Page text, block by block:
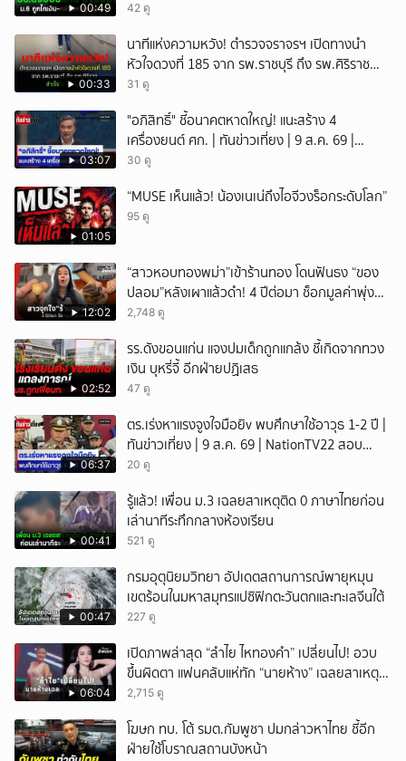
00:49 42 ดู
00:33
นาทีแห่งความหวัง! ตำรวจจราจรฯ เปิดทางนำ
หัวใจดวงที่ 185 จาก รพ.ราชบุรี ถึง รพ.ศิริราช
สำเร็จใน 48 นาที
31 ดู
03:07
"อภิสิทธิ์" ชี้อนาคตหาดใหญ่! แนะสร้าง 4
เครื่องยนต์ ศก. | ทันข่าวเที่ยง | 9 ส.ค. 69 |
NationTV22
30 ดู
01:05
“MUSE เห็นแล้ว! น้องเนเน่ถึงไอจีวงร็อกระดับโลก”
95 ดู
12:02
“สาวหอบทองพม่า”เข้าร้านทอง โดนฟันธง “ของ
ปลอม”หลังเผาแล้วดำ! 4 ปีต่อมา ช็อกมูลค่าพุ่ง
มหาศาล!
2,748 ดู
02:52
รร.ดังขอนแก่น แจงปมเด็กถูกแกล้ง ชี้เกิดจากทวง
เงิน บุหรี่จี้ อีกฝ่ายปฏิเสธ
47 ดู
06:37
ตร.เร่งหาแรงจูงใจมือยิv พบศึกษาใช้อาวุธ 1-2 ปี |
ทันข่าวเที่ยง | 9 ส.ค. 69 | NationTV22 สอบ
พยานแล้ว 17 ปาก เร่งตรวจมือถือและหลักฐานที่
เพื่อน และสื่อโซเ
20 ดู
00:41
รู้แล้ว! เพื่อน ม.3 เฉลยสาเหตุติด 0 ภาษาไทยก่อน
เล่านาทีระทึกกลางห้องเรียน
521 ดู
00:47
กรมอุตุนิยมวิทยา อัปเดตสถานการณ์พายุหมุน
เขตร้อนในมหาสมุทรแปซิฟิกตะวันตกและทะเลจีนใต้
227 ดู
06:04
เปิดภาพล่าสุด “ลำไย ไหทองคำ” เปลี่ยนไป! อวบ
ขึ้นผิดตา แฟนคลับแห่ทัก “นายห้าง” เฉลยสาเหตุ
ชัด!
2,715 ดู
โฆษก ทบ. โต้ รมต.กัมพูชา ปมกล่าวหาไทย ชี้อีก
ฝ่ายใช้โบราณสถานบังหน้า